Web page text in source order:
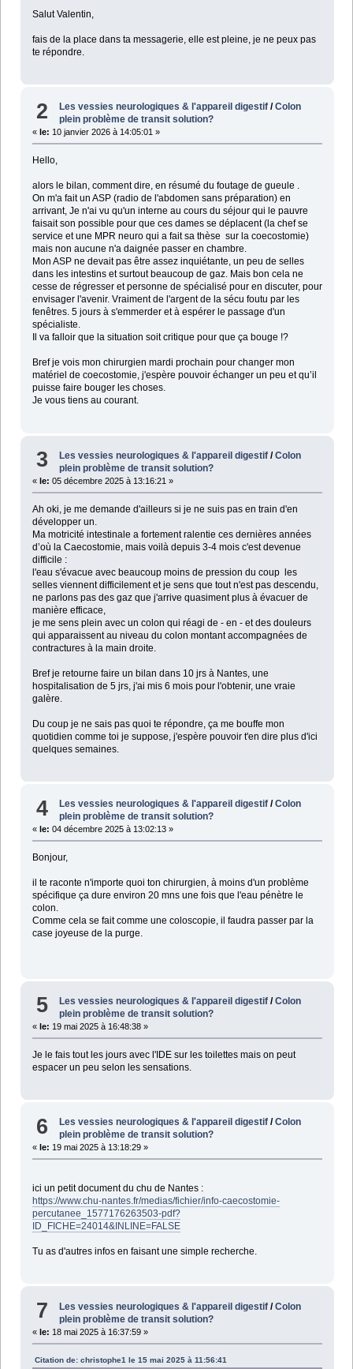
Salut Valentin,
fais de la place dans ta messagerie, elle est pleine, je ne peux pas
te répondre.
2 Les vessies neurologiques & l'appareil digestif /Colon
plein problème de transit solution?
« le: 10 janvier 2026 à 14:05:01 »
Hello,
alors le bilan, comment dire, en résumé du foutage de gueule .
On m'a fait un ASP (radio de l'abdomen sans préparation) en
arrivant, Je n'ai vu qu'un interne au cours du séjour qui le pauvre
faisait son possible pour que ces dames se déplacent (la chef se
service et une MPR neuro qui a fait sa thèse sur la coecostomie)
mais non aucune n'a daignée passer en chambre.
Mon ASP ne devait pas être assez inquiétante, un peu de selles
dans les intestins et surtout beaucoup de gaz. Mais bon cela ne
cesse de régresser et personne de spécialisé pour en discuter, pour
envisager l'avenir. Vraiment de l'argent de la sécu foutu par les
fenêtres. 5 jours à s'emmerder et à espérer le passage d'un
spécialiste.
Il va falloir que la situation soit critique pour que ça bouge !?
Bref je vois mon chirurgien mardi prochain pour changer mon
matériel de coecostomie, j'espère pouvoir échanger un peu et qu’il
puisse faire bouger les choses.
Je vous tiens au courant.
3 Les vessies neurologiques & l'appareil digestif /Colon
plein problème de transit solution?
« le: 05 décembre 2025 à 13:16:21 »
Ah oki, je me demande d'ailleurs si je ne suis pas en train d'en
développer un.
Ma motricité intestinale a fortement ralentie ces dernières années
d’où la Caecostomie, mais voilà depuis 3-4 mois c'est devenue
difficile :
l'eau s'évacue avec beaucoup moins de pression du coup les
selles viennent difficilement et je sens que tout n'est pas descendu,
ne parlons pas des gaz que j'arrive quasiment plus à évacuer de
manière efficace,
je me sens plein avec un colon qui réagi de - en - et des douleurs
qui apparaissent au niveau du colon montant accompagnées de
contractures à la main droite.
Bref je retourne faire un bilan dans 10 jrs à Nantes, une
hospitalisation de 5 jrs, j'ai mis 6 mois pour l'obtenir, une vraie
galère.
Du coup je ne sais pas quoi te répondre, ça me bouffe mon
quotidien comme toi je suppose, j'espère pouvoir t'en dire plus d'ici
quelques semaines.
4 Les vessies neurologiques & l'appareil digestif /Colon
plein problème de transit solution?
« le: 04 décembre 2025 à 13:02:13 »
Bonjour,
il te raconte n'importe quoi ton chirurgien, à moins d'un problème
spécifique ça dure environ 20 mns une fois que l'eau pénètre le
colon.
Comme cela se fait comme une coloscopie, il faudra passer par la
case joyeuse de la purge.
5 Les vessies neurologiques & l'appareil digestif /Colon
plein problème de transit solution?
« le: 19 mai 2025 à 16:48:38 »
Je le fais tout les jours avec l'IDE sur les toilettes mais on peut
espacer un peu selon les sensations.
6 Les vessies neurologiques & l'appareil digestif /Colon
plein problème de transit solution?
« le: 19 mai 2025 à 13:18:29 »
ici un petit document du chu de Nantes :
https://www.chu-nantes.fr/medias/fichier/info-caecostomie-
percutanee_1577176263503-pdf?
ID_FICHE=24014&INLINE=FALSE
Tu as d'autres infos en faisant une simple recherche.
7 Les vessies neurologiques & l'appareil digestif /Colon
plein problème de transit solution?
« le: 18 mai 2025 à 16:37:59 »
Citation de: christophe1 le 15 mai 2025 à 11:56:41